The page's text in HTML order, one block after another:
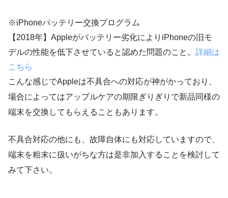
※iPhoneバッテリー交換プログラム
【2018年】Appleがバッテリー劣化によりiPhoneの旧モ
デルの性能を低下させていると認めた問題のこと。 詳細は
こちら
こんな感じでAppleは不具合への対応が神がかっており、
場合によってはアップルケアの期限ぎりぎりで新品同様の
端末を交換してもらえることもあります。
不具合対応の他にも、故障自体にも対応していますので、
端末を粗末に扱いがちな方は是非加入することを検討して
みて下さい。